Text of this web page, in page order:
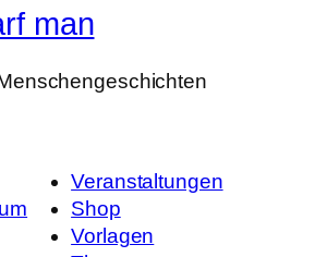
man
Veranstaltungen
Shop
Vorlagen